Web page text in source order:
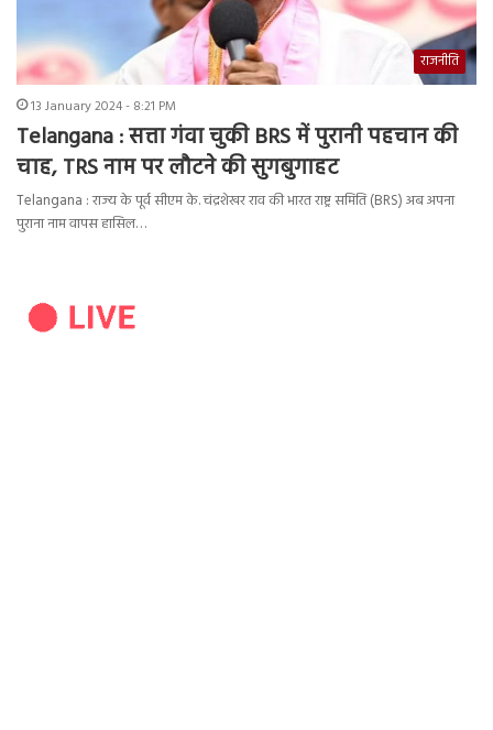
राजनीति
13 January 2024 - 8:21 PM
Telangana : सत्ता गंवा चुकी BRS में पुरानी पहचान की
चाह, TRS नाम पर लौटने की सुगबुगाहट
Telangana : राज्य के पूर्व सीएम के. चंद्रशेखर राव की भारत राष्ट्र समिति (BRS) अब अपना
पुराना नाम वापस हासिल…